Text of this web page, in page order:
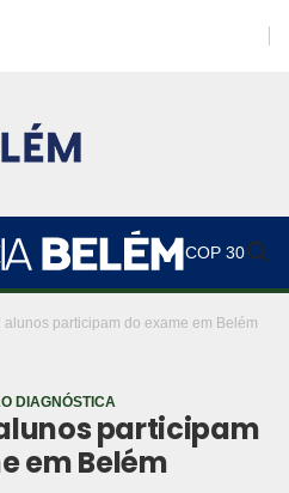
COP 30
alunos participam do exame em Belém
DIAGNÓSTICA
participam
em Belém